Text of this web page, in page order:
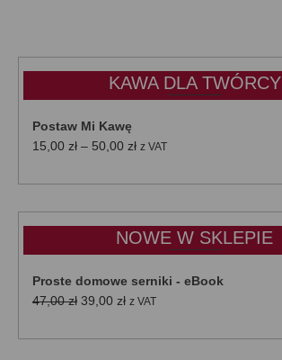
KAWA DLA TWÓRCY
Postaw Mi Kawę
15,00 zł – 50,00 złZakres
od
do
50,00 zł
z VAT
NOWE W SKLEPIE
Proste domowe serniki - eBook
47,00zł Pierwotna
wynosiła:
39,00 złAktualna
wynosi:
z VAT